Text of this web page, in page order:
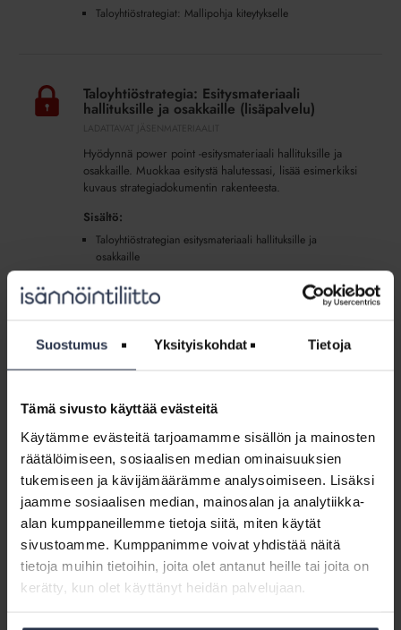
Suostumus Yksityiskohdat Tietoja
Tämä sivusto käyttää evästeitä
Käytämme evästeitä tarjoamamme sisällön ja mainosten
räätälöimiseen, sosiaalisen median ominaisuuksien
tukemiseen ja kävijämäärämme analysoimiseen. Lisäksi
jaamme sosiaalisen median, mainosalan ja analytiikka-
alan kumppaneillemme tietoja siitä, miten käytät
sivustoamme. Kumppanimme voivat yhdistää näitä
tietoja muihin tietoihin, joita olet antanut heille tai joita on
kerätty, kun olet käyttänyt heidän palvelujaan.
Taloyhtiöstrategiat: Mallipohja kiteytykselle
Esitysmateriaali
hallituksille
Taloyhtiöstrategia: Esitysmateriaali
hallituksille ja osakkaille (lisäpalvelu)
Hyödynnä power point -esitysmateriaali hallituksille ja
osakkaille. Muokkaa esitystä halutessasi, lisää esimerkiksi
kuvaus strategiadokumentin rakenteesta.
Sisältö:
Taloyhtiöstrategian esitysmateriaali hallituksille ja
osakkaille
Taloyhtiöstrategia:
strategian
rakenteesta
Taloyhtiöstrategia: Esimerkki strategian
rakenteesta (lisäpalvelu)
LADATTAVAT JÄSENMATERIAALIT
muokkaa sitä tarpeidesi mukaan.
Sisältö:
esimerkki-taloyhtiostrategian-rakenteesta-xmm8jr.docx
Taloyhtiöstrategia:
ProsessikuvausTaloyhtiöstrategia: Prosessikuvaus
(lisäpalvelu)
LADATTAVAT JÄSENMATERIAALIT